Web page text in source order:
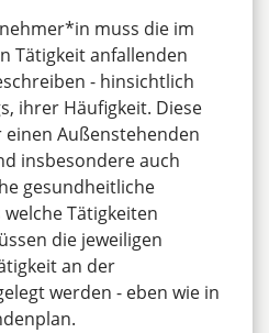
muss die im
Tätigkeit anfallenden
- hinsichtlich
ihrer Häufigkeit. Diese
Außenstehenden
insbesondere auch
gesundheitliche
Tätigkeiten
die jeweiligen
an der
werden - eben wie in